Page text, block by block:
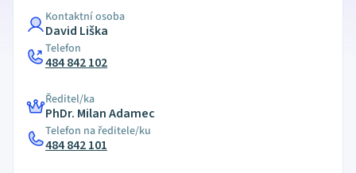
Kontaktní osoba
David Liška
Telefon
484 842 102
Ředitel/ka
PhDr. Milan Adamec
Telefon na ředitele/ku
484 842 101